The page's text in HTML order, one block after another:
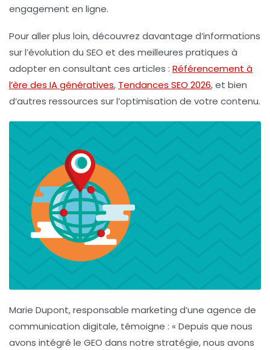
engagement en ligne.
Pour aller plus loin, découvrez davantage d’informations
sur l’évolution du SEO et des meilleures pratiques à
adopter en consultant ces articles : Référencement à
l’ère des IA génératives, Tendances SEO 2026, et bien
d’autres ressources sur l’optimisation de votre contenu.
Marie Dupont, responsable marketing d’une agence de
communication digitale, témoigne : « Depuis que nous
avons intégré le GEO dans notre stratégie, nous avons